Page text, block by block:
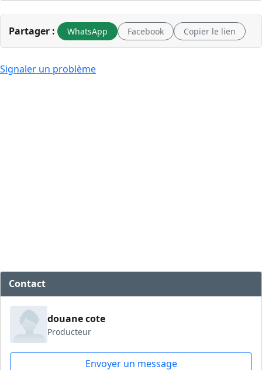
Partager : WhatsApp Facebook Copier le lien
Signaler un problème
Contact
douane cote
Producteur
Envoyer un message